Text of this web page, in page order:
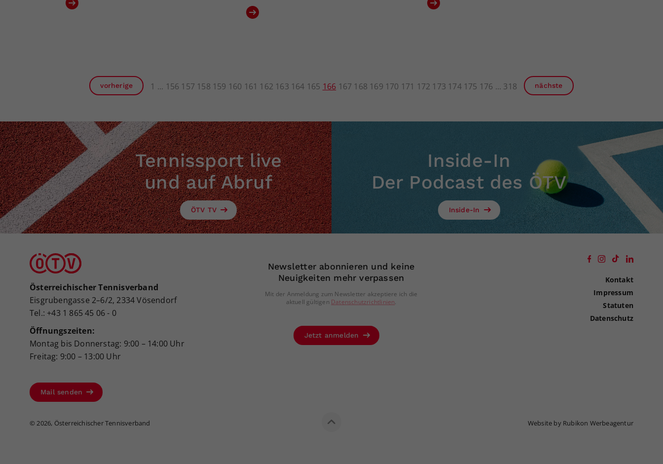
vorherige 1 156 157 158 159 160 161 162 163 164 165 166 167 168 169 170 171 172 173 174 175 176 318 nächste
Tennissport live
und auf Abruf
ÖTV TV
Inside-In
Der Podcast des ÖTV
Inside-In
Österreichischer Tennisverband
Eisgrubengasse 2–6/2, 2334 Vösendorf
Tel.: +43 1 865 45 06 - 0
Öffnungszeiten:
Montag bis Donnerstag: 9:00 – 14:00 Uhr
Freitag: 9:00 – 13:00 Uhr
Mail senden
Newsletter abonnieren und keine
Neuigkeiten mehr verpassen
Mit der Anmeldung zum Newsletter akzeptiere ich die
aktuell gültigen Datenschutzrichtlinien.
Jetzt anmelden
Kontakt
Impressum
Statuten
Datenschutz
© 2026, Österreichischer Tennisverband Website by Rubikon Werbeagentur